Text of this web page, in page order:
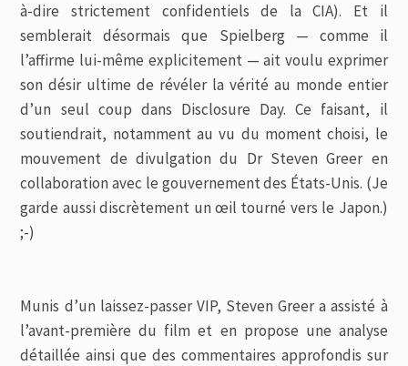
à-dire strictement confidentiels de la CIA). Et il
semblerait désormais que Spielberg — comme il
l’affirme lui-même explicitement — ait voulu exprimer
son désir ultime de révéler la vérité au monde entier
d’un seul coup dans Disclosure Day. Ce faisant, il
soutiendrait, notamment au vu du moment choisi, le
mouvement de divulgation du Dr Steven Greer en
collaboration avec le gouvernement des États-Unis. (Je
garde aussi discrètement un œil tourné vers le Japon.)
;-)
Munis d’un laissez-passer VIP, Steven Greer a assisté à
l’avant-première du film et en propose une analyse
détaillée ainsi que des commentaires approfondis sur